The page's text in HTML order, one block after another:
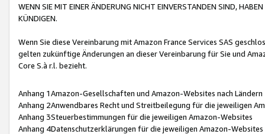
WENN SIE MIT EINER ÄNDERUNG NICHT EINVERSTANDEN SIND,
KÜNDIGEN.
Wenn Sie diese Vereinbarung mit Amazon France Services SAS
gelten zukünftige Änderungen an dieser Vereinbarung für Sie und
Core S.à r.l. bezieht.
Anhang 1Amazon-Gesellschaften und Amazon-Websites nach Ländern
Anhang 2Anwendbares Recht und Streitbeilegung für die jeweiligen
Anhang 3Steuerbestimmungen für die jeweiligen Amazon-Websites
Anhang 4Datenschutzerklärungen für die jeweiligen Amazon-Websites